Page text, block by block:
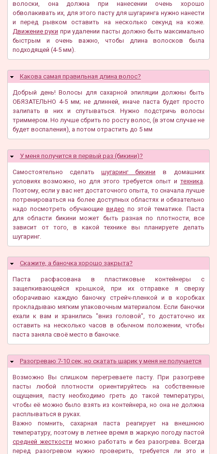
волоски, она должна при нанесении очень хорошо
обволакивать их, для этого пасту для шугаринга нужно нанести
и перед рывком оставить на несколько секунд на коже.
Движение руки при удалении пасты должно быть максимально
быстрым и очень важно, чтобы длина волосков была
подходящей (4-5 мм).
Скрыть
Какова самая правильная длина волос?
Добрый день! Волосы для сахарной эпиляции должны быть
ОБЯЗАТЕЛЬНО 4-5 мм; не длинней, иначе паста будет просто
залипать в них и спутываться. Нужно подстричь волосы
триммером. Но лучше сбрить по росту волос, (в этом случае не
будет воспаления), а потом отрастить до 5 мм
Скрыть
У меня получится в первый раз (бикини)?
Самостоятельно сделать шугаринг бикини в домашних
условиях возможно, но для этого требуется опыт и техника
Поэтому, если у вас нет достаточного опыта, то сначала лучше
потренироваться на более доступных областях и обязательно
надо посмотреть обучающие видео по этой тематике. Паста
для области бикини может быть разная по плотности, все
зависит от того, в какой технике вы планируете делать
шугаринг.
Скрыть
Скажите, а баночка хорошо закрыта?
Паста расфасована в пластиковые контейнеры с
защелкивающейся крышкой, при их отправке я сверху
оборачиваю каждую баночку стрейч-пленкой и в коробках
прокладываю мягким упаковочным материалом. Если баночки
ехали к вам и хранились "вниз головой", то достаточно их
оставить на несколько часов в обычном положении, чтобы
паста заняла своё место в баночке.
Скрыть
Разогреваю 7-10 сек, но скатать шарик у меня не получается
Возможно Вы слишком перегреваете пасту. При разогреве
пасты любой плотности ориентируйтесь на собственные
ощущения, пасту необходимо греть до такой температуры,
чтобы её можно было взять из контейнера, но она не должна
расплываться в руках.
Важно помнить, сахарная паста реагирует на внешнюю
температуру, поэтому в летнее время в жаркую погоду пастой
средней жесткости можно работать и без разогрева. Всегда
перед разогревом нужно проверить, требуется ли это и